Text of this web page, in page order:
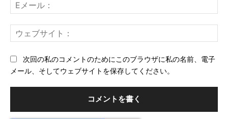
メ
ー
ェ
次回の私のコメントのためにこのブラウザに私の名前、電子
メール、そしてウェブサイトを保存してください。